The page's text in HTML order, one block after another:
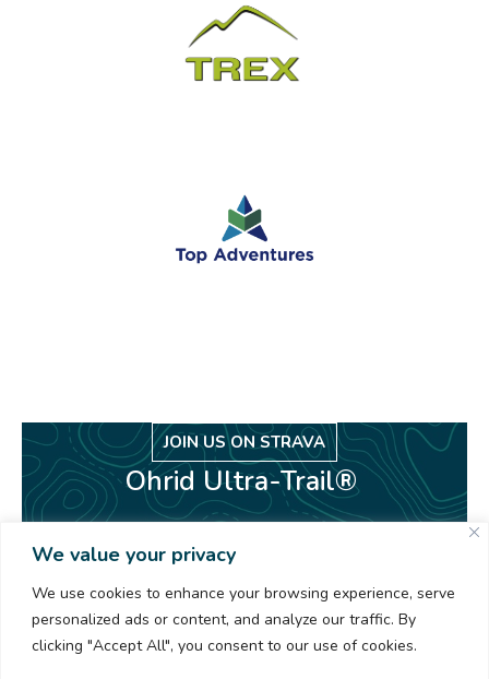
We value your privacy
We use cookies to enhance your browsing experience, serve
personalized ads or content, and analyze our traffic. By
clicking "Accept All", you consent to our use of cookies.
JOIN US ON STRAVA
Ohrid Ultra-Trail®